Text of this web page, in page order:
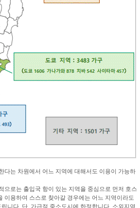
다는 차원에서 어느 지역에 대해서도 이용이 가능하
으로는 출입국 항이 있는 지역을 중심으로 먼저 호스
이용하여 스스로 찾아갈 경우에는 어느 지역이라도
니다. 단, 가급적 중소도시에 한정합니다. 소외지역